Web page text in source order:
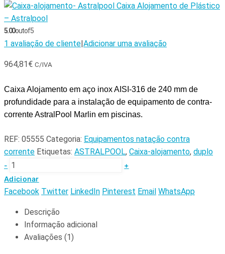
Caixa Alojamento de Plástico
– Astralpool
5.00out of 5
1 avaliação de cliente|Adicionar uma avaliação
964,81€ C/IVA
Caixa Alojamento em aço inox AISI-316 de 240 mm de
profundidade para a instalação de equipamento de contra-
corrente AstralPool Marlin em piscinas.
REF: 05555 Categoria: Equipamentos natação contra
corrente Etiquetas: ASTRALPOOL, Caixa-alojamento, duplo
-
+
Adicionar
Facebook Twitter LinkedIn Pinterest Email WhatsApp
Descrição
Informação adicional
Avaliações (1)